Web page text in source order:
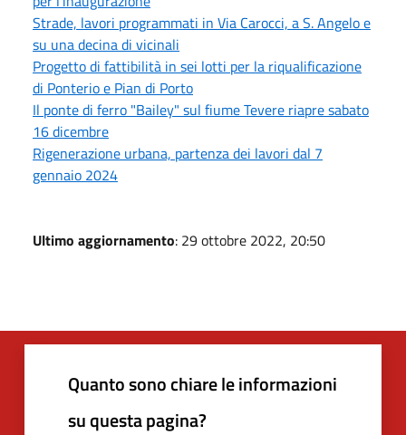
Strade, lavori programmati in Via Carocci, a S. Angelo e
su una decina di vicinali
Progetto di fattibilità in sei lotti per la riqualificazione
di Ponterio e Pian di Porto
Il ponte di ferro "Bailey" sul fiume Tevere riapre sabato
16 dicembre
Rigenerazione urbana, partenza dei lavori dal 7
gennaio 2024
Ultimo aggiornamento: 29 ottobre 2022, 20:50
Quanto sono chiare le informazioni
su questa pagina?